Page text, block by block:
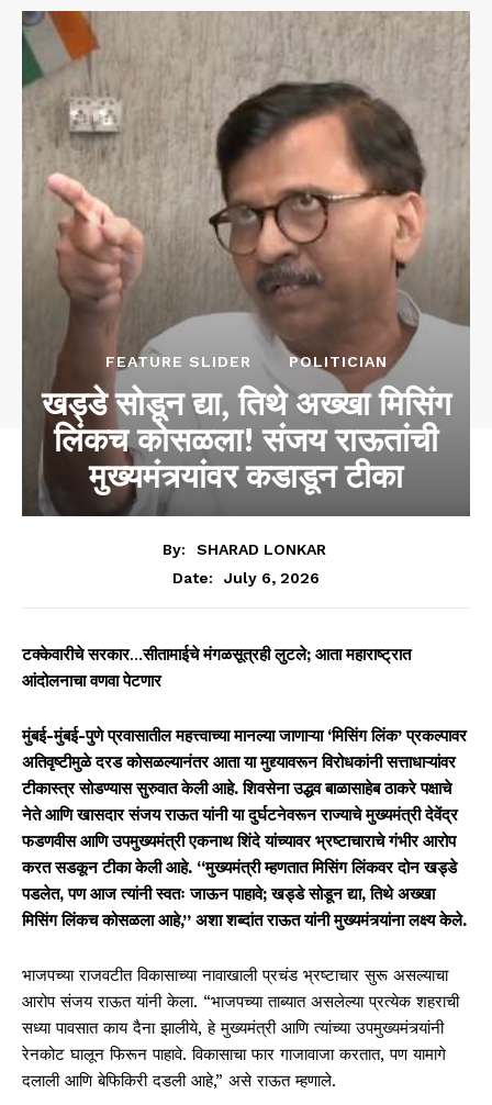
FEATURE SLIDER POLITICIAN
खड्डे सोडून द्या, तिथे अख्खा मिसिंग
लिंकच कोसळला! संजय राऊतांची
मुख्यमंत्र्यांवर कडाडून टीका
By:
SHARAD LONKAR
Date:
July 6, 2026
टक्केवारीचे सरकार…सीतामाईचे मंगळसूत्रही लुटले; आता महाराष्ट्रात
आंदोलनाचा वणवा पेटणार
मुंबई-मुंबई-पुणे प्रवासातील महत्त्वाच्या मानल्या जाणाऱ्या ‘मिसिंग लिंक’ प्रकल्पावर
अतिवृष्टीमुळे दरड कोसळल्यानंतर आता या मुद्द्यावरून विरोधकांनी सत्ताधाऱ्यांवर
टीकास्त्र सोडण्यास सुरुवात केली आहे. शिवसेना उद्धव बाळासाहेब ठाकरे पक्षाचे
नेते आणि खासदार संजय राऊत यांनी या दुर्घटनेवरून राज्याचे मुख्यमंत्री देवेंद्र
फडणवीस आणि उपमुख्यमंत्री एकनाथ शिंदे यांच्यावर भ्रष्टाचाराचे गंभीर आरोप
करत सडकून टीका केली आहे. “मुख्यमंत्री म्हणतात मिसिंग लिंकवर दोन खड्डे
पडलेत, पण आज त्यांनी स्वतः जाऊन पाहावे; खड्डे सोडून द्या, तिथे अख्खा
मिसिंग लिंकच कोसळला आहे,” अशा शब्दांत राऊत यांनी मुख्यमंत्र्यांना लक्ष्य केले.
भाजपच्या राजवटीत विकासाच्या नावाखाली प्रचंड भ्रष्टाचार सुरू असल्याचा
आरोप संजय राऊत यांनी केला. “भाजपच्या ताब्यात असलेल्या प्रत्येक शहराची
सध्या पावसात काय दैना झालीये, हे मुख्यमंत्री आणि त्यांच्या उपमुख्यमंत्र्यांनी
रेनकोट घालून फिरून पाहावे. विकासाचा फार गाजावाजा करतात, पण यामागे
दलाली आणि बेफिकिरी दडली आहे,” असे राऊत म्हणाले.